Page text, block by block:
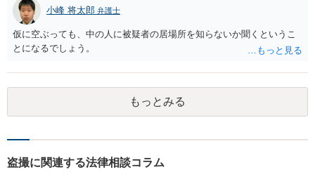
小峰 将太郎 弁護士
仮に空ぶっても、中の人に被疑者の居場所を知らないか聞くというこ
とになるでしょう。
もっとみる
盗撮に関連する法律相談コラム